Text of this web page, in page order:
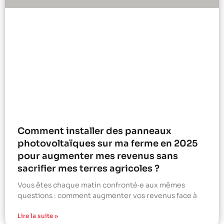
Comment installer des panneaux
photovoltaïques sur ma ferme en 2025
pour augmenter mes revenus sans
sacrifier mes terres agricoles ?
Vous êtes chaque matin confronté·e aux mêmes
questions : comment augmenter vos revenus face à
Lire la suite »